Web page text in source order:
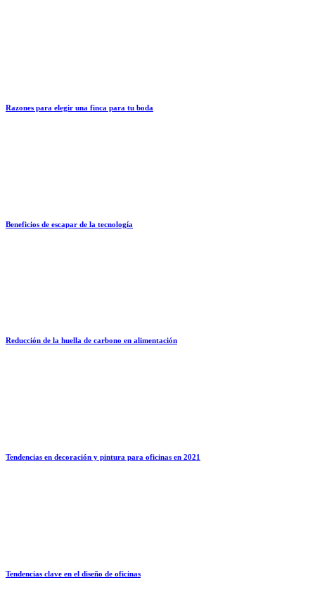
Razones para elegir una finca para tu boda
Beneficios de escapar de la tecnología
Reducción de la huella de carbono en alimentación
Tendencias en decoración y pintura para oficinas en 2021
Tendencias clave en el diseño de oficinas